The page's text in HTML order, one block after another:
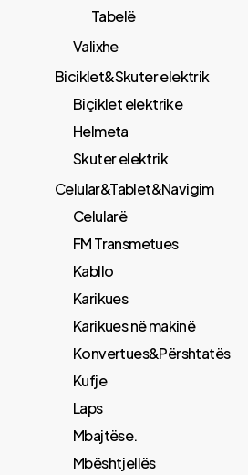
Tabelë
Valixhe
Biciklet&Skuter elektrik
Biçiklet elektrike
Helmeta
Skuter elektrik
Celular&Tablet&Navigim
Celularë
FM Transmetues
​Kabllo
Karikues
Karikues në makinë
Konvertues&Përshtatës
Kufje
Laps
Mbajtëse.
Mbështjellës